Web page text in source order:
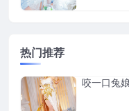
热门推荐
咬一口兔